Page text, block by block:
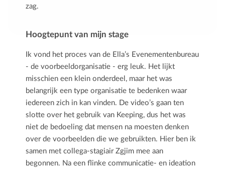
zag.
Hoogtepunt van mijn stage
Ik vond het proces van de Ella’s Evenementenbureau
- de voorbeeldorganisatie - erg leuk. Het lijkt
misschien een klein onderdeel, maar het was
belangrijk een type organisatie te bedenken waar
iedereen zich in kan vinden. De video’s gaan ten
slotte over het gebruik van Keeping, dus het was
niet de bedoeling dat mensen na moesten denken
over de voorbeelden die we gebruikten. Hier ben ik
samen met collega-stagiair Zgjim mee aan
begonnen. Na een flinke communicatie- en ideation